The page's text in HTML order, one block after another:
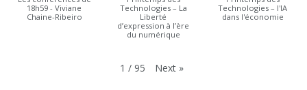
18h59 - Viviane
Chaine-Ribeiro
Technologies – La
Liberté
d’expression à l’ère
du numérique
Technologies – l'IA
dans l'économie
1 / 95 Next »